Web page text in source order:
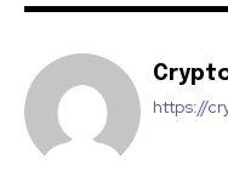
https://